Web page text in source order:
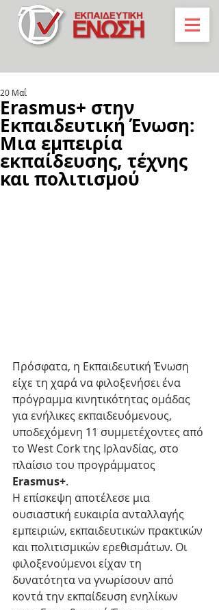
Erasmus+ στην
Εκπαιδευτική Ένωση:
Μια εμπειρία
εκπαίδευσης, τέχνης
και πολιτισμού
20 Μαΐ
Πρόσφατα, η Εκπαιδευτική Ένωση
είχε τη χαρά να φιλοξενήσει ένα
πρόγραμμα κινητικότητας ομάδας
για ενήλικες εκπαιδευόμενους,
υποδεχόμενη 11 συμμετέχοντες από
το West Cork της Ιρλανδίας, στο
πλαίσιο του προγράμματος
Erasmus+.
Η επίσκεψη αποτέλεσε μια
ουσιαστική ευκαιρία ανταλλαγής
εμπειριών, εκπαιδευτικών πρακτικών
και πολιτισμικών ερεθισμάτων. Οι
φιλοξενούμενοι είχαν τη
δυνατότητα να γνωρίσουν από
κοντά την εκπαίδευση ενηλίκων